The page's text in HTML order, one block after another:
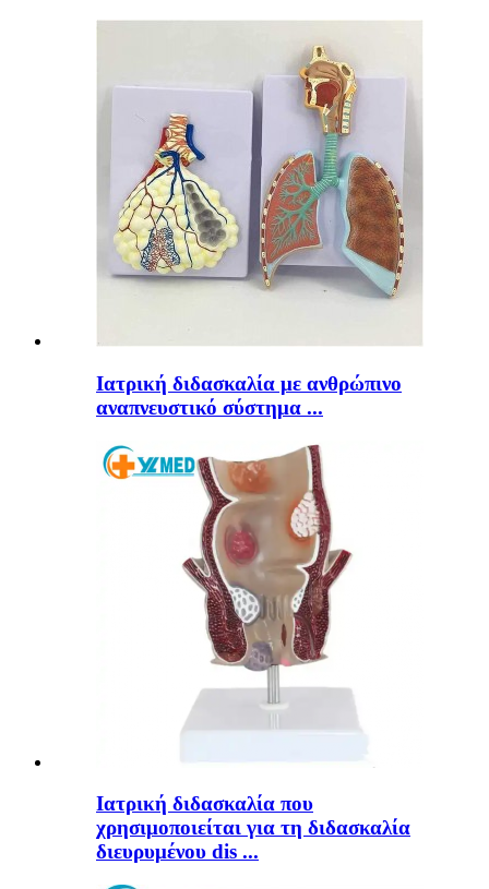
Ιατρική διδασκαλία με ανθρώπινο
αναπνευστικό σύστημα ...
Ιατρική διδασκαλία που
χρησιμοποιείται για τη διδασκαλία
διευρυμένου dis ...